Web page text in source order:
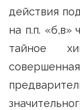
действия
на п.п. «б,в»
тайное